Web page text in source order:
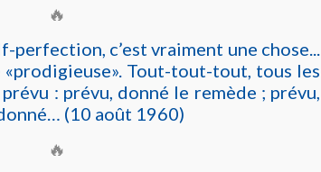
🔥
perfection, c’est vraiment une chose...
«prodigieuse». Tout-tout-tout, tous les
: prévu, donné le remède ; prévu,
(10 août 1960)
🔥